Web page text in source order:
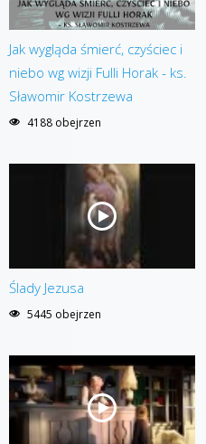
Jak wygląda śmierć, czyściec i
niebo wg wizji Fulli Horak - ks.
Sławomir Kostrzewa
4188 obejrzen
Ślady Jezusa
5445 obejrzen